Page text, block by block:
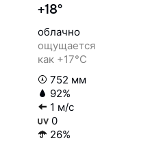
+18°
облачно
ощущается
как +17°C
752 мм
92%
1 м/с
0
26%